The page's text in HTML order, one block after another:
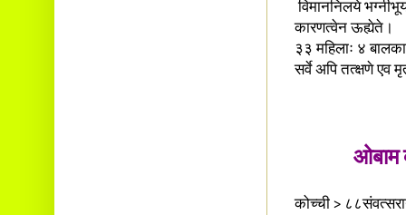
विमाननिलये
कारणत्वेन ऊह्येते।
३३ महिलाः ४
सर्वे अपि तत्क्षणे एव
ओबाम
कोच्ची >